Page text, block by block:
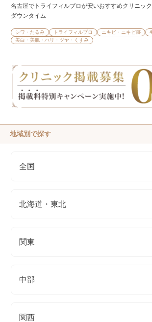
名古屋でトライフィルプロが安いおすすめクリニッ
ダウンタイム
シワ・たるみ トライフィルプロ ニキビ・ニキビ跡
美白・美肌・ハリ・ツヤ・くすみ
地域別で探す
全国
北海道・東北
関東
中部
関西